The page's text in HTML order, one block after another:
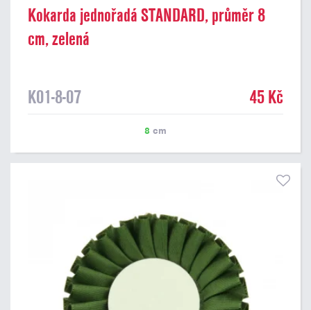
Kokarda jednořadá STANDARD, průměr 8
cm, zelená
K01-8-07 45 Kč
8 cm